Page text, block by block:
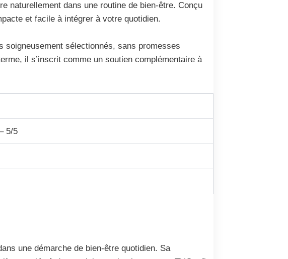
naturellement dans une routine de bien-être. Conçu
et facile à intégrer à votre quotidien.
soigneusement sélectionnés, sans promesses
il s’inscrit comme un soutien complémentaire à
5/5
une démarche de bien-être quotidien. Sa